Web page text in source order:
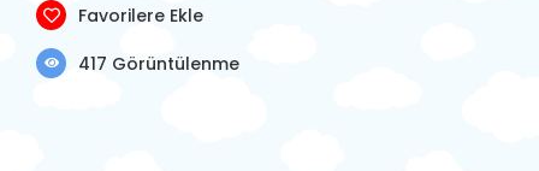
Favorilere Ekle
417 Görüntülenme